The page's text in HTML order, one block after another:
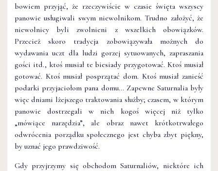
bowiem przyjąć, że rzeczywiście w czasie święta wszyscy
panowie usługiwali swym niewolnikom. Trudno założyć, że
niewolnicy byli zwolnieni z wszelkich obowiązków.
Przecież skoro tradycja zobowiązywała możnych do
wydawania uczt dla ludzi gorzej sytuowanych, zapraszania
gości itd., ktoś musiał te biesiady przygotować. Ktoś musiał
gotować. Ktoś musiał posprzątać dom. Ktoś musiał zanieść
podarki przyjaciołom pana domu… Zapewne Saturnalia były
więc dniami lżejszego traktowania służby; czasem, w którym
panowie dostrzegali w nich kogoś więcej niż tylko
„mówiące narzędzia”, ale obraz nawet krótkotrwałego
odwrócenia porządku społecznego jest chyba zbyt piękny,
by uznać jego prawdziwość.
Gdy przyjrzymy się obchodom Saturnaliów, niektóre ich